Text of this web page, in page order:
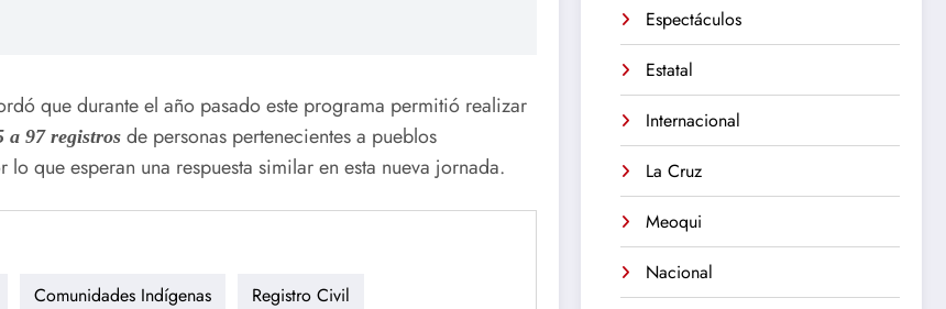
que durante el año pasado este programa permitió realizar
a 97 registros de personas pertenecientes a pueblos
que esperan una respuesta similar en esta nueva jornada.
Comunidades Indígenas Registro Civil
Espectáculos
Estatal
Internacional
La Cruz
Meoqui
Nacional